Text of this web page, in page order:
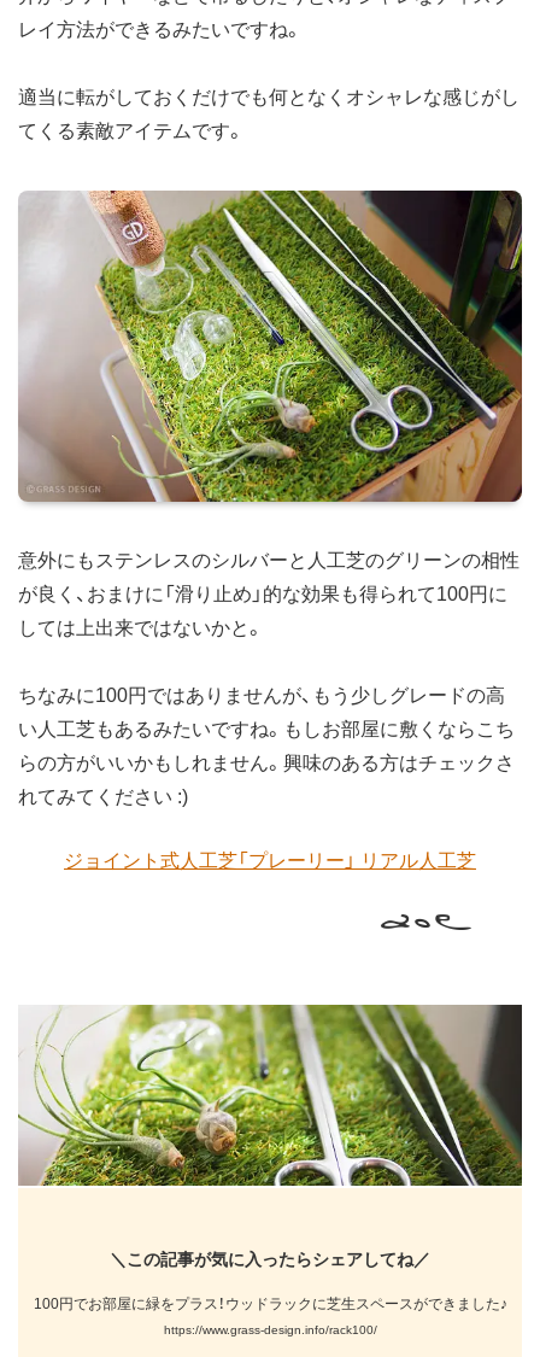
レイ方法ができるみたいですね。
適当に転がしておくだけでも何となくオシャレな感じがし
てくる素敵アイテムです。
意外にもステンレスのシルバーと人工芝のグリーンの相性
が良く、おまけに「滑り止め」的な効果も得られて100円に
しては上出来ではないかと。
ちなみに100円ではありませんが、もう少しグレードの高
い人工芝もあるみたいですね。もしお部屋に敷くならこち
らの方がいいかもしれません。興味のある方はチェックさ
れてみてください :)
ジョイント式人工芝「プレーリー」 リアル人工芝
＼この記事が気に入ったらシェアしてね／
100円でお部屋に緑をプラス！ウッドラックに芝生スペースができました♪
https://www.grass-design.info/rack100/